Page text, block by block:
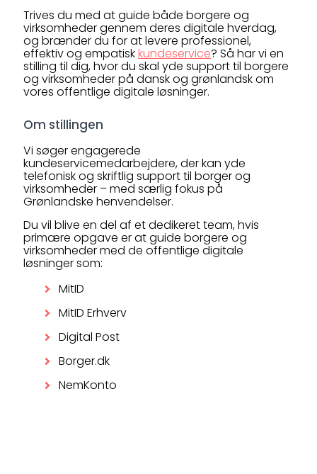
Trives du med at guide både borgere og
virksomheder gennem deres digitale hverdag,
og brænder du for at levere professionel,
effektiv og empatiskkundeservice? Så har vi en
stilling til dig, hvor du skal yde support til borgere
og virksomheder på dansk og grønlandsk om
vores offentlige digitale løsninger.
Om stillingen
Vi søger engagerede
kundeservicemedarbejdere, der kan yde
telefonisk og skriftlig support til borger og
virksomheder – med særlig fokus på
Grønlandske henvendelser.
Du vil blive en del af et dedikeret team, hvis
primære opgave er at guide borgere og
virksomheder med de offentlige digitale
løsninger som:
MitID
MitID Erhverv
Digital Post
Borger.dk
NemKonto